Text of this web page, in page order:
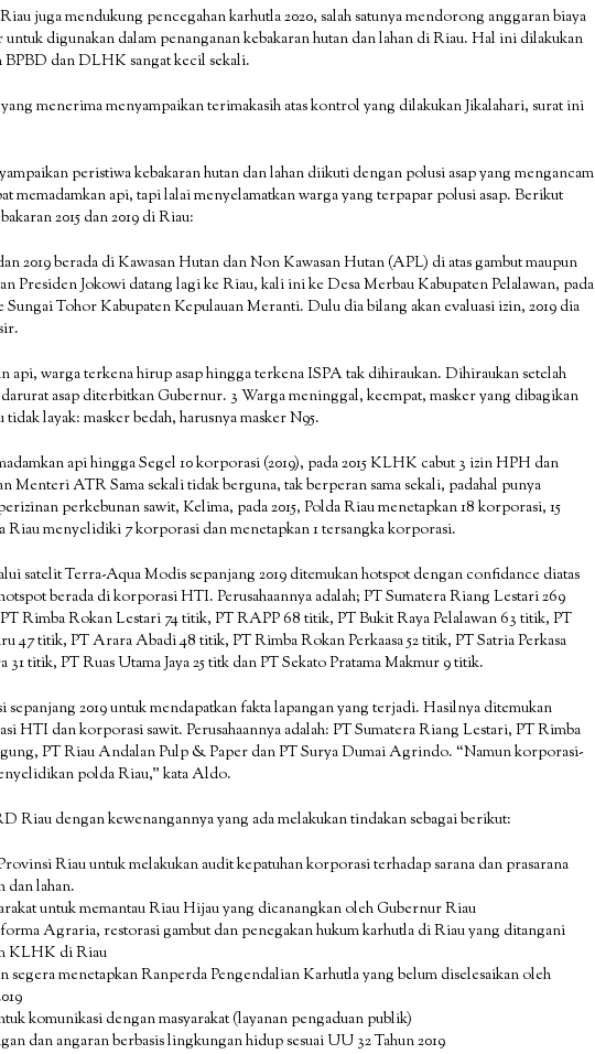
juga mendukung pencegahan karhutla 2020, salah satunya mendorong anggaran biaya
digunakan dalam penanganan kebakaran hutan dan lahan di Riau. Hal ini dilakukan
dan DLHK sangat kecil sekali.
menerima menyampaikan terimakasih atas kontrol yang dilakukan Jikalahari, surat ini
peristiwa kebakaran hutan dan lahan diikuti dengan polusi asap yang mengancam
memadamkan api, tapi lalai menyelamatkan warga yang terpapar polusi asap. Berikut
2015 dan 2019 di Riau:
2019 berada di Kawasan Hutan dan Non Kawasan Hutan (APL) di atas gambut maupun
Presiden Jokowi datang lagi ke Riau, kali ini ke Desa Merbau Kabupaten Pelalawan, pada
Sungai Tohor Kabupaten Kepulauan Meranti. Dulu dia bilang akan evaluasi izin, 2019 dia
api, warga terkena hirup asap hingga terkena ISPA tak dihiraukan. Dihiraukan setelah
asap diterbitkan Gubernur. 3 Warga meninggal, keempat, masker yang dibagikan
layak: masker bedah, harusnya masker N95.
api hingga Segel 10 korporasi (2019), pada 2015 KLHK cabut 3 izin HPH dan
Menteri ATR Sama sekali tidak berguna, tak berperan sama sekali, padahal punya
perkebunan sawit, Kelima, pada 2015, Polda Riau menetapkan 18 korporasi, 15
Riau menyelidiki 7 korporasi dan menetapkan 1 tersangka korporasi.
satelit Terra-Aqua Modis sepanjang 2019 ditemukan hotspot dengan confidance diatas
berada di korporasi HTI. Perusahaannya adalah; PT Sumatera Riang Lestari 269
Rimba Rokan Lestari 74 titik, PT RAPP 68 titik, PT Bukit Raya Pelalawan 63 titik, PT
47 titik, PT Arara Abadi 48 titik, PT Rimba Rokan Perkaasa 52 titik, PT Satria Perkasa
titik, PT Ruas Utama Jaya 25 titk dan PT Sekato Pratama Makmur 9 titik.
sepanjang 2019 untuk mendapatkan fakta lapangan yang terjadi. Hasilnya ditemukan
HTI dan korporasi sawit. Perusahaannya adalah: PT Sumatera Riang Lestari, PT Rimba
PT Riau Andalan Pulp & Paper dan PT Surya Dumai Agrindo. “Namun korporasi-
polda Riau,” kata Aldo.
Riau dengan kewenangannya yang ada melakukan tindakan sebagai berikut:
Riau untuk melakukan audit kepatuhan korporasi terhadap sarana dan prasarana
dan lahan.
untuk memantau Riau Hijau yang dicanangkan oleh Gubernur Riau
Agraria, restorasi gambut dan penegakan hukum karhutla di Riau yang ditangani
KLHK di Riau
segera menetapkan Ranperda Pengendalian Karhutla yang belum diselesaikan oleh
komunikasi dengan masyarakat (layanan pengaduan publik)
dan angaran berbasis lingkungan hidup sesuai UU 32 Tahun 2019